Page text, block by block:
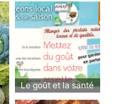
Le goût et la santé